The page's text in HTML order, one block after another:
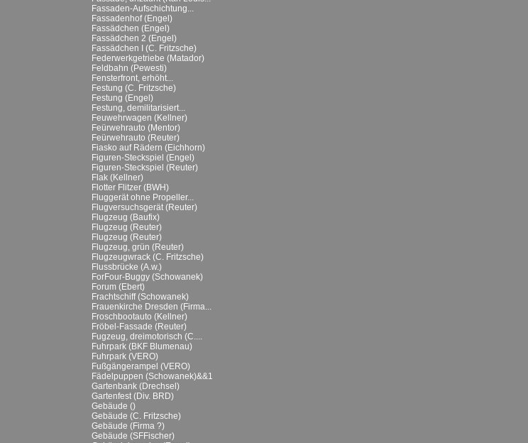
Fassaden-Aufschichtung...
Fassadenhof (Engel)
Fassädchen (Engel)
Fassädchen 2 (Engel)
Fassädchen I (C. Fritzsche)
Federwerkgetriebe (Matador)
Feldbahn (Pewesti)
Fensterfront, erhöht...
Festung (C. Fritzsche)
Festung (Engel)
Festung, demilitarisiert...
Feuwehrwagen (Kellner)
Feürwehrauto (Mentor)
Feürwehrauto (Reuter)
Fiasko auf Rädern (Eichhorn)
Figuren-Steckspiel (Engel)
Figuren-Steckspiel (Reuter)
Flak (Kellner)
Flotter Flitzer (BWH)
Fluggerät ohne Propeller...
Flugversuchsgerät (Reuter)
Flugzeug (Baufix)
Flugzeug (Reuter)
Flugzeug (Reuter)
Flugzeug, grün (Reuter)
Flugzeugwrack (C. Fritzsche)
Flussbrücke (A.w.)
ForFour-Buggy (Schowanek)
Forum (Ebert)
Frachtschiff (Schowanek)
Frauenkirche Dresden (Firma...
Froschbootauto (Kellner)
Fröbel-Fassade (Reuter)
Fugzeug, dreimotorisch (C....
Fuhrpark (BKF Blumenau)
Fuhrpark (VERO)
Fußgängerampel (VERO)
Fädelpuppen (Schowanek)&&1
Gartenbank (Drechsel)
Gartenfest (Div. BRD)
Gebäude ()
Gebäude (C. Fritzsche)
Gebäude (Firma ?)
Gebäude (SFFischer)